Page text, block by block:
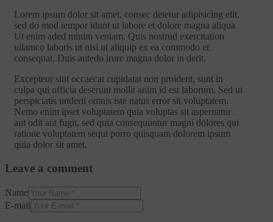
Lorem ipsum dolor sit amet, consec detetur adipisicing elit,
sed do mod tempor idunt ut labore et dolore magna aliqua
Ut enim aded minim veniam. Quis nostrud exercitation
ullamco laboris ut nisi ut aliquip ex ea commodo et
consequat. Duis autedo irure magna dolor in derit.
Excepteur sint occaecat cupidatat non proident, sunt in
culpa qui officia deserunt mollit anim id est laborum. Sed ut
perspiciatis underit omnis iste natus error sit voluptatem.
Nemo enim ipset voluptatem quia voluptas sit aspernatur
aut odit aut fugit, sed quia consequuntur magni dolores qui
ratione voluptatem sequi porro quisquam dolorem ipsum
quia dolor sit amet.
Leave a comment
Name
E-mail